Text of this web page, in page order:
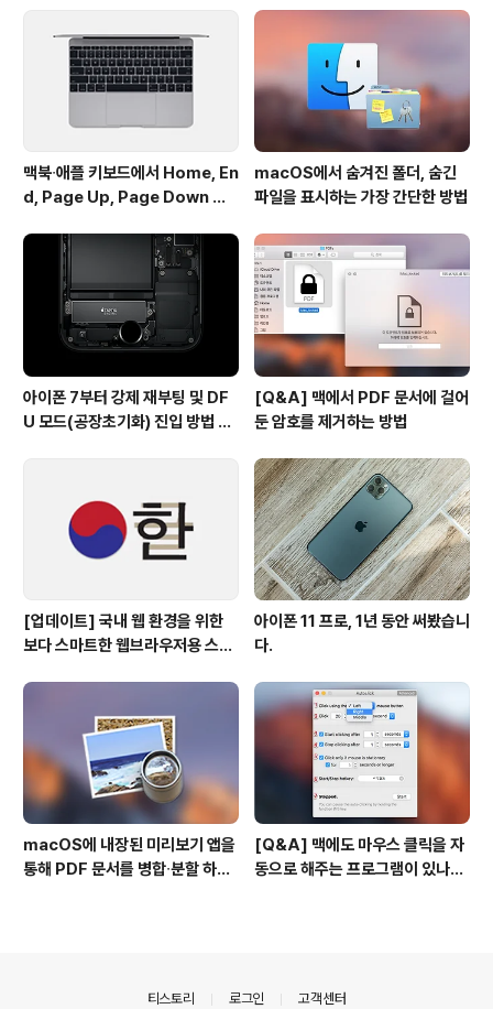
치 스포츠보다 애플워치 + 클래식 버클 조합의 무게가 더
적게 나가는 건 이번 자료를 통해 처음 알게되었습니다. (3
8mm 기준 62g vs. 56g) 마냥 스포츠 모델이 제일 가벼
운 줄로만 ..
맥북∙애플 키보드에서 Home, En
d, Page Up, Page Down 키
macOS에서 숨겨진 폴더, 숨긴
파일을 표시하는 가장 간단한 방법
아이폰 7부터 강제 재부팅 및 DF
U 모드(공장초기화) 진입 방법 변
[Q&A] 맥에서 PDF 문서에 걸어
둔 암호를 제거하는 방법
[업데이트] 국내 웹 환경을 위한
보다 스마트한 웹브라우저용 스타
아이폰 11 프로, 1년 동안 써봤습니
다.
macOS에 내장된 미리보기 앱을
통해 PDF 문서를 병합∙분할 하는
[Q&A] 맥에도 마우스 클릭을 자
동으로 해주는 프로그램이 있나
티스토리 로그인 고객센터